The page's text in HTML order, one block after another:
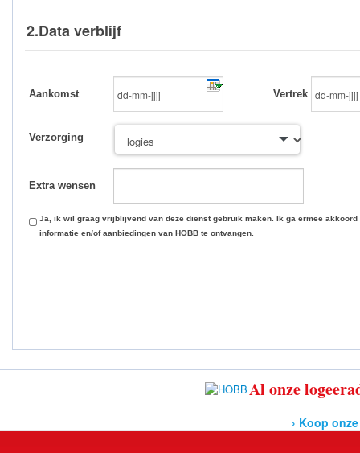
2.Data verblijf
Aankomst Vertrek
Verzorging
Extra wensen
Ja, ik wil graag vrijblijvend van deze dienst gebruik maken. Ik ga ermee akkoord
informatie en/of aanbiedingen van HOBB te ontvangen.
Al onze
› Koop